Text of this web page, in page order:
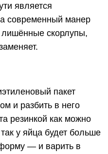
является
современный манер
скорлупы,
пакет
и разбить в него
резинкой как можно
у яйца будет больше
— и варить в